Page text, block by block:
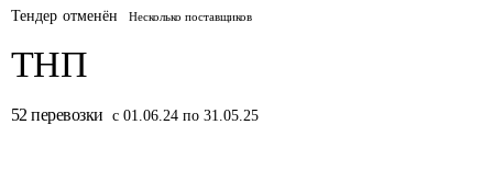
Тендер отменён Несколько поставщиков
ТНП
52 перевозки с 01.06.24 по 31.05.25